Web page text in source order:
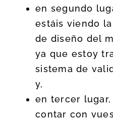
en segundo
estáis viendo
de diseño del
ya que estoy
sistema de
y,
en tercer
contar con